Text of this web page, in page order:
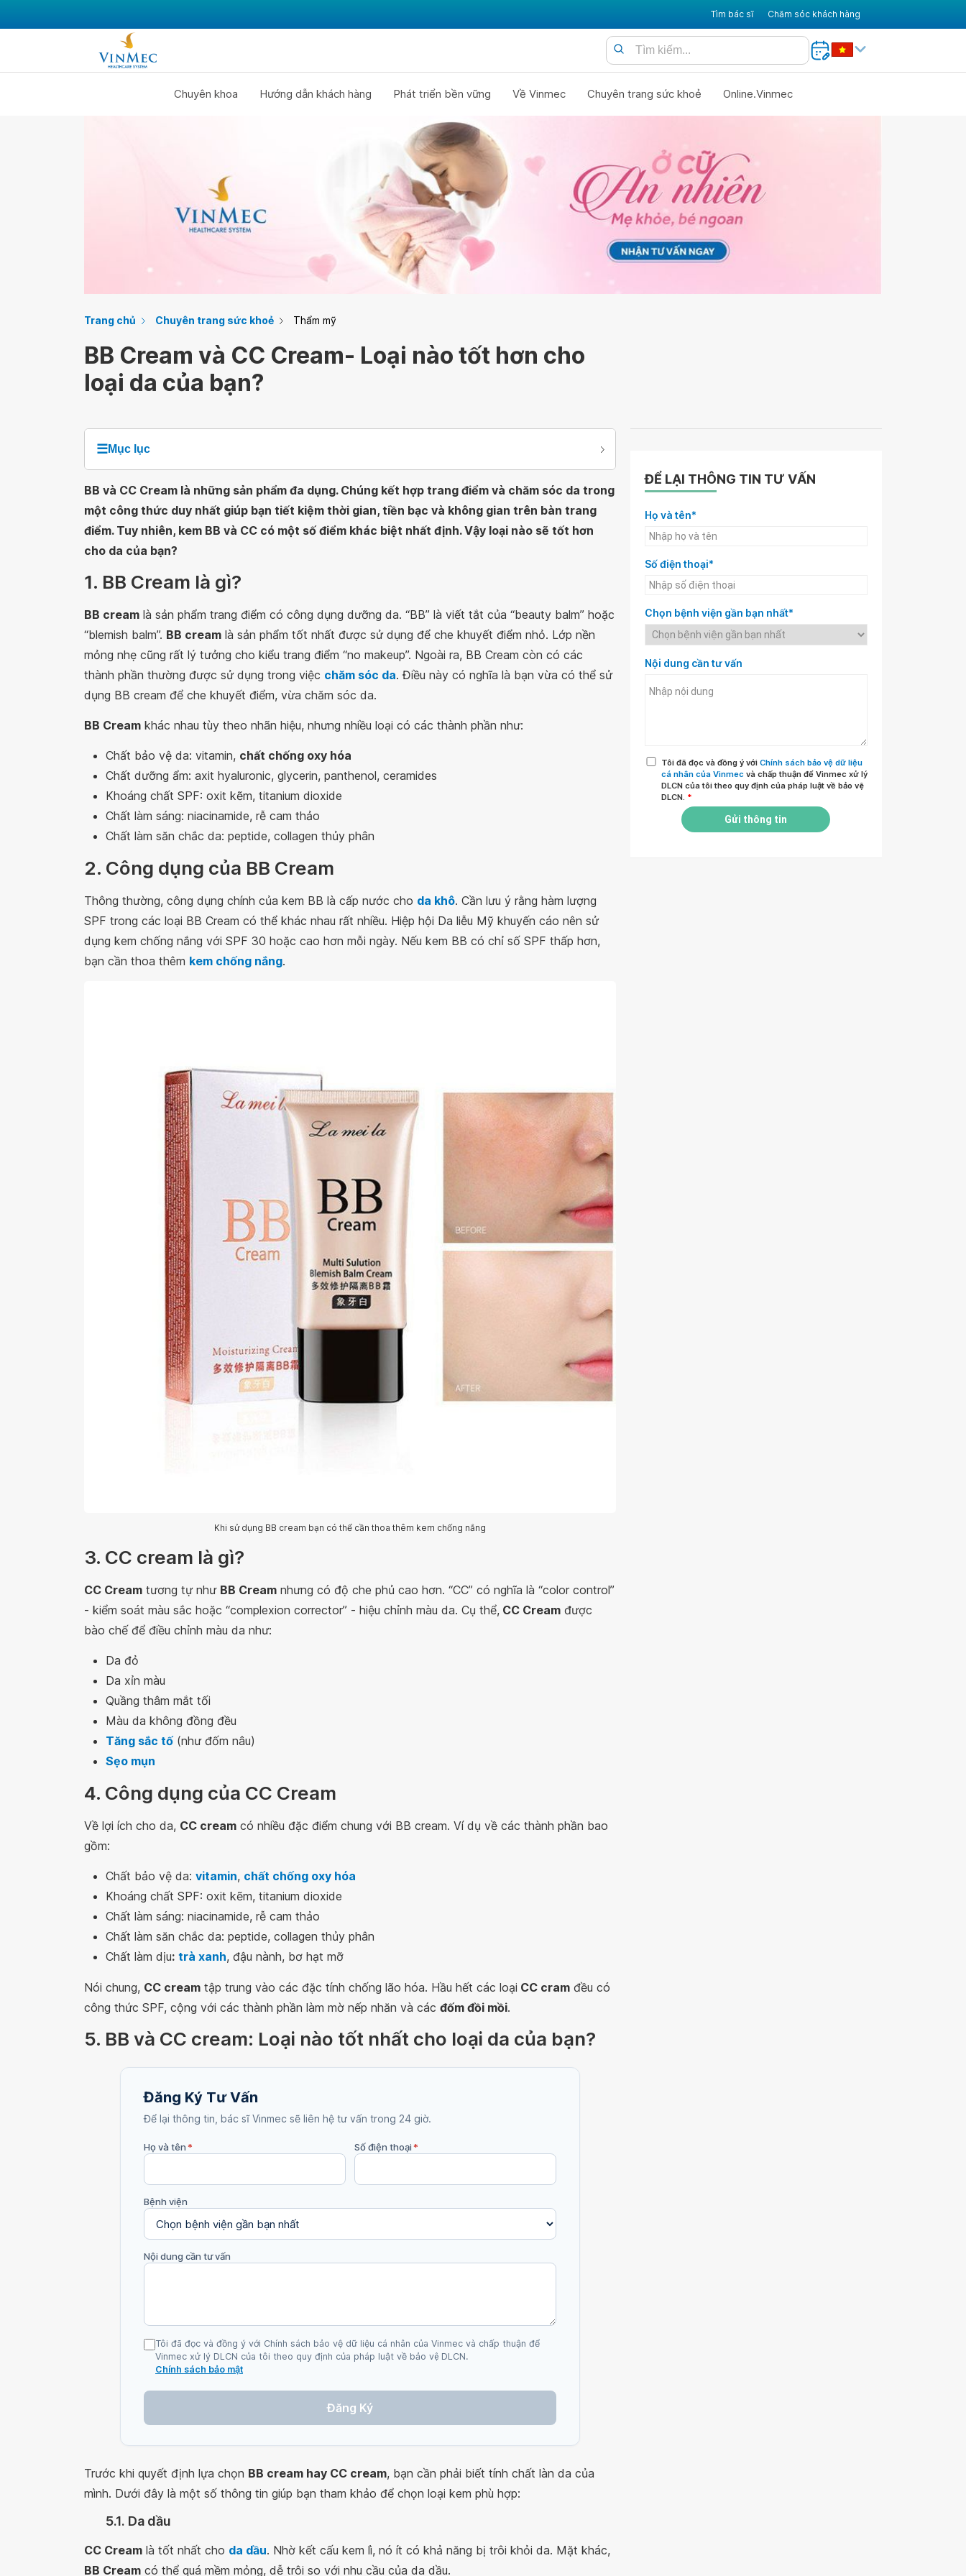
Tìm bác sĩ Chăm sóc khách hàng
Chuyên khoa Hướng dẫn khách hàng Phát triển bền vững Về Vinmec Chuyên trang sức khoẻ Online.Vinmec
Trang chủ Chuyên trang sức khoẻ Thẩm mỹ
BB Cream và CC Cream- Loại nào tốt hơn cho
loại da của bạn?
☰Mục lục
BB và CC Cream là những sản phẩm đa dụng. Chúng kết hợp trang điểm và chăm sóc da trong
một công thức duy nhất giúp bạn tiết kiệm thời gian, tiền bạc và không gian trên bàn trang
điểm. Tuy nhiên, kem BB và CC có một số điểm khác biệt nhất định. Vậy loại nào sẽ tốt hơn
cho da của bạn?
1. BB Cream là gì?
BB cream là sản phẩm trang điểm có công dụng dưỡng da. “BB” là viết tắt của “beauty balm” hoặc
“blemish balm”. BB cream là sản phẩm tốt nhất được sử dụng để che khuyết điểm nhỏ. Lớp nền
mỏng nhẹ cũng rất lý tưởng cho kiểu trang điểm “no makeup”. Ngoài ra, BB Cream còn có các
thành phần thường được sử dụng trong việc chăm sóc da. Điều này có nghĩa là bạn vừa có thể sử
dụng BB cream để che khuyết điểm, vừa chăm sóc da.
BB Cream khác nhau tùy theo nhãn hiệu, nhưng nhiều loại có các thành phần như:
Chất bảo vệ da: vitamin, chất chống oxy hóa
Chất dưỡng ẩm: axit hyaluronic, glycerin, panthenol, ceramides
Khoáng chất SPF: oxit kẽm, titanium dioxide
Chất làm sáng: niacinamide, rễ cam thảo
Chất làm săn chắc da: peptide, collagen thủy phân
2. Công dụng của BB Cream
Thông thường, công dụng chính của kem BB là cấp nước cho da khô. Cần lưu ý rằng hàm lượng
SPF trong các loại BB Cream có thể khác nhau rất nhiều. Hiệp hội Da liễu Mỹ khuyến cáo nên sử
dụng kem chống nắng với SPF 30 hoặc cao hơn mỗi ngày. Nếu kem BB có chỉ số SPF thấp hơn,
bạn cần thoa thêm kem chống nắng.
Khi sử dụng BB cream bạn có thể cần thoa thêm kem chống nắng
3. CC cream là gì?
CC Cream tương tự như BB Cream nhưng có độ che phủ cao hơn. “CC” có nghĩa là “color control”
- kiểm soát màu sắc hoặc “complexion corrector” - hiệu chỉnh màu da. Cụ thể, CC Cream được
bào chế để điều chỉnh màu da như:
Da đỏ
Da xỉn màu
Quầng thâm mắt tối
Màu da không đồng đều
Tăng sắc tố(như đốm nâu)
Sẹo mụn
4. Công dụng của CC Cream
Về lợi ích cho da, CC cream có nhiều đặc điểm chung với BB cream. Ví dụ về các thành phần bao
gồm:
Chất bảo vệ da: vitamin, chất chống oxy hóa
Khoáng chất SPF: oxit kẽm, titanium dioxide
Chất làm sáng: niacinamide, rễ cam thảo
Chất làm săn chắc da: peptide, collagen thủy phân
Chất làm dịu: trà xanh, đậu nành, bơ hạt mỡ
Nói chung, CC cream tập trung vào các đặc tính chống lão hóa. Hầu hết các loại CC cram đều có
công thức SPF, cộng với các thành phần làm mờ nếp nhăn và các đốm đồi mồi.
5. BB và CC cream: Loại nào tốt nhất cho loại da của bạn?
Đăng Ký Tư Vấn
Để lại thông tin, bác sĩ Vinmec sẽ liên hệ tư vấn trong 24 giờ.
Họ và tên* Số điện thoại*
Bệnh viện
Nội dung cần tư vấn
Tôi đã đọc và đồng ý với Chính sách bảo vệ dữ liệu cá nhân của Vinmec và chấp thuận để
Vinmec xử lý DLCN của tôi theo quy định của pháp luật về bảo vệ DLCN.
Chính sách bảo mật
Đăng Ký
Trước khi quyết định lựa chọn BB cream hay CC cream, bạn cần phải biết tính chất làn da của
mình. Dưới đây là một số thông tin giúp bạn tham khảo để chọn loại kem phù hợp:
5.1. Da dầu
CC Cream là tốt nhất cho da dầu. Nhờ kết cấu kem lì, nó ít có khả năng bị trôi khỏi da. Mặt khác,
BB Cream có thể quá mềm mỏng, dễ trôi so với nhu cầu của da dầu.
ĐỂ LẠI THÔNG TIN TƯ VẤN
Họ và tên*
Số điện thoại*
Chọn bệnh viện gần bạn nhất*
Nội dung cần tư vấn
Tôi đã đọc và đồng ý với Chính sách bảo vệ dữ liệu
cá nhân của Vinmec và chấp thuận để Vinmec xử lý
DLCN của tôi theo quy định của pháp luật về bảo vệ
DLCN. *
Gửi thông tin